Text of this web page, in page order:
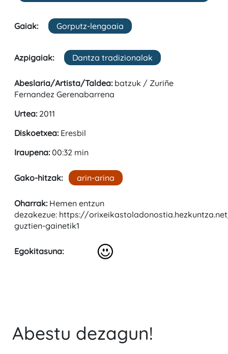
Gaiak: Gorputz-lengoaia
Azpigaiak: Dantza tradizionalak
Abeslaria/Artista/Taldea:batzuk / Zuriñe
Fernandez Gerenabarrena
Urtea:2011
Diskoetxea:Eresbil
Iraupena:00:32 min
Gako-hitzak: arin-arina
Oharrak:Hemen entzun
dezakezue: https://
guztien-gainetik1
Egokitasuna:
Abestu dezagun!